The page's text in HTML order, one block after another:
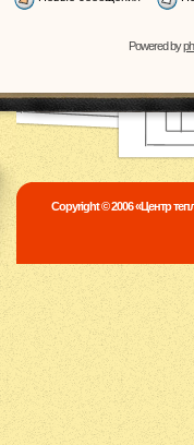
Powered by
Copyright © 2006 «Центр